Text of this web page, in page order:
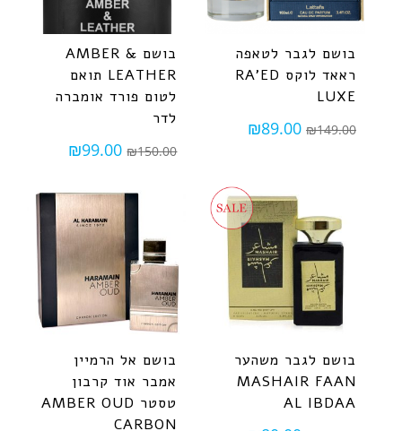
בושם לגבר לטאפה
ראאד לוקס RA'ED
LUXE
₪149.00
₪89.00
בושם AMBER &
LEATHER תואם
לטום פורד אומברה
לדר
₪150.00
₪99.00
בושם לגבר משהער
MASHAIR FAAN
AL IBDAA
בושם אל הרמיין
אמבר אוד קרבון
טסטר AMBER OUD
CARBON